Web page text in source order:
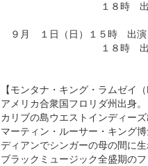
１８時 出演・岡安
９月 １日（日）１５時 出演
１８時 出演・白石
【モンタナ・キング・ラムゼイ
アメリカ合衆国フロリダ州出身。
カリブの島ウエストインディー
マーティン・ルーサー・キング
ディアンでシンガーの母の間に
ブラックミュージック全盛期の